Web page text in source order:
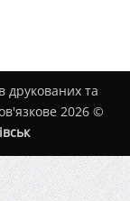
друкованих та
2026 ©